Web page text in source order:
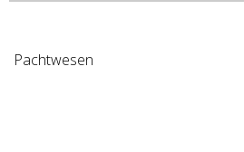
Pachtwesen